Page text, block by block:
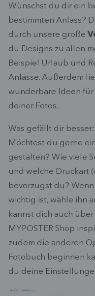
Wünschst du dir ein
bestimmten Anlass?
durch unsere große
du Designs zu allen
Beispiel Urlaub und
Anlässe. Außerdem
wunderbare Ideen
deiner Fotos.
Was gefällt dir
Möchtest du gerne
gestalten? Wie viele
und welche Druckart
bevorzugst du?
wichtig ist, wähle ihn
kannst dich auch
MYPOSTER Shop
zudem die anderen
Fotobuch beginnen
du deine